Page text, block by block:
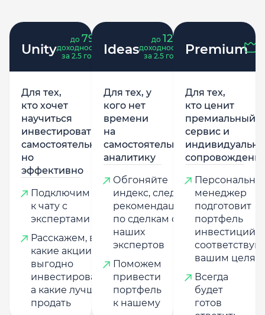
Unity
до 79
доходность
за 2.5 года
Для тех,
кто хочет
научиться
инвестировать
самостоятельно,
но
эффективно
Подключим
к чату с
экспертами
Расскажем, в
какие акции
выгодно
инвестировать,
а какие лучше
продать
Ideas
до 121
доходность
за 2.5 года
Для тех, у
кого нет
времени
на
самостоятельную
аналитику
Обгоняйте
индекс, следуя
рекомендациям
по сделкам от
наших
экспертов
Поможем
привести
портфель
к нашему
Premium
Для тех,
кто ценит
премиальный
сервис и
менеджер
подготовит
портфель
инвестиций,
вашим целям
Всегда
будет
готов